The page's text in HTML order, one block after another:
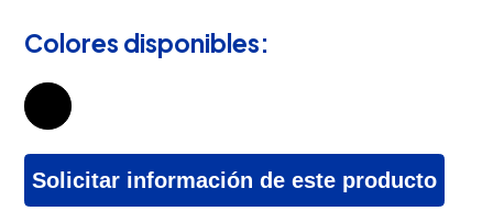
Colores disponibles:
Solicitar información de este producto